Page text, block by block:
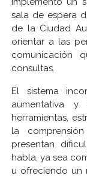
sala de espera
de la Ciudad
orientar a las
comunicación
consultas.
El sistema
aumentativa
herramientas,
la
presentan
habla, ya sea
u ofreciendo un